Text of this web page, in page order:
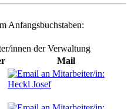
Anfangsbuchstaben:
innen der Verwaltung
Mail